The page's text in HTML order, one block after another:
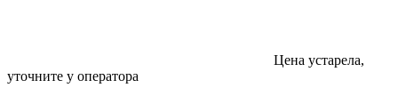
Цена устарела,
уточните у оператора